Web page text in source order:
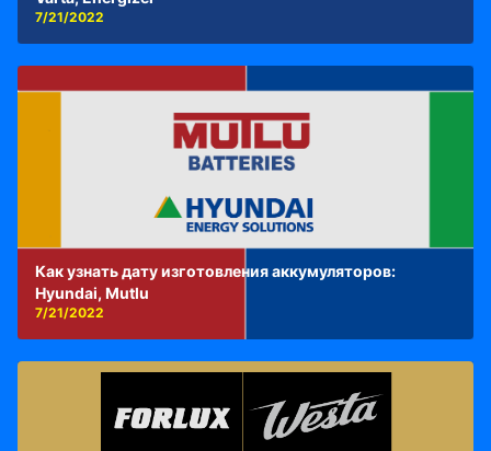
7/21/2022
Как узнать дату изготовления аккумуляторов:
Hyundai, Mutlu
7/21/2022